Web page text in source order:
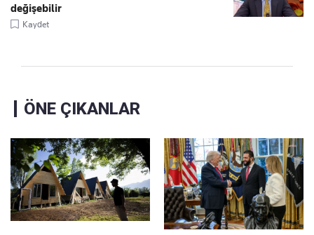
değişebilir
Kaydet
ÖNE ÇIKANLAR